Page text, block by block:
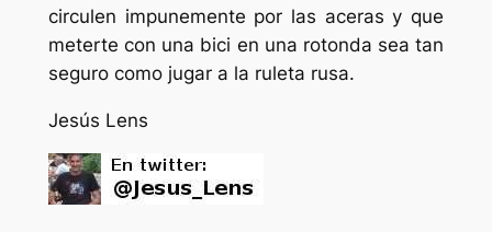
circulen impunemente por las aceras y que
meterte con una bici en una rotonda sea tan
seguro como jugar a la ruleta rusa.
Jesús Lens